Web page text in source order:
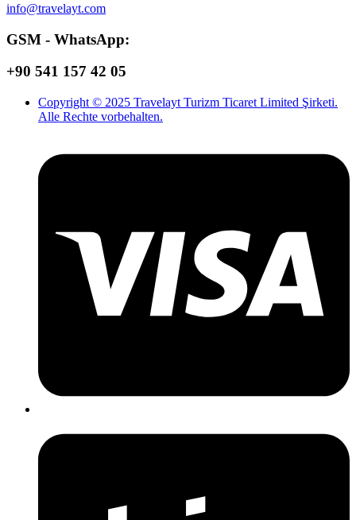
info@travelayt.com
GSM - WhatsApp:
+90 541 157 42 05
Copyright © 2025 Travelayt Turizm Ticaret Limited Şirketi.
Alle Rechte vorbehalten.